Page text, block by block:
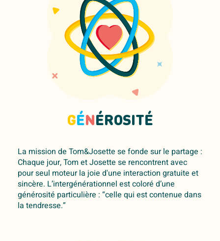
GÉNÉROSITÉ
La mission de Tom&Josette se fonde sur le partage :
Chaque jour, Tom et Josette se rencontrent avec
pour seul moteur la joie d'une interaction gratuite et
sincère. L’intergénérationnel est coloré d’une
générosité particulière : “celle qui est contenue dans
la tendresse.”